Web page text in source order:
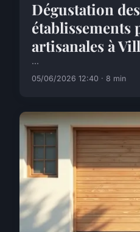
Dégustation
établissements
artisanales à
...
05/06/2026 12:40 · 8 min